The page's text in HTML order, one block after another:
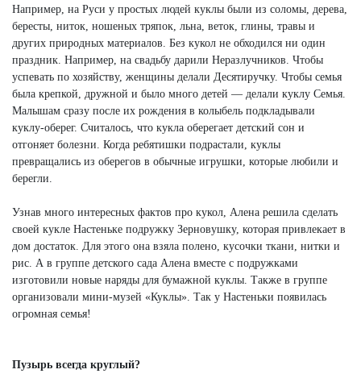
Например, на Руси у простых людей куклы были из соломы, дерева,
бересты, ниток, ношеных тряпок, льна, веток, глины, травы и
других природных материалов. Без кукол не обходился ни один
праздник. Например, на свадьбу дарили Неразлучников. Чтобы
успевать по хозяйству, женщины делали Десятиручку. Чтобы семья
была крепкой, дружной и было много детей — делали куклу Семья.
Малышам сразу после их рождения в колыбель подкладывали
куклу-оберег. Считалось, что кукла оберегает детский сон и
отгоняет болезни. Когда ребятишки подрастали, куклы
превращались из оберегов в обычные игрушки, которые любили и
берегли.
Узнав много интересных фактов про кукол, Алена решила сделать
своей кукле Настеньке подружку Зерновушку, которая привлекает в
дом достаток. Для этого она взяла полено, кусочки ткани, нитки и
рис. А в группе детского сада Алена вместе с подружками
изготовили новые наряды для бумажной куклы. Также в группе
организовали мини-музей «Куклы». Так у Настеньки появилась
огромная семья!
Пузырь всегда круглый?